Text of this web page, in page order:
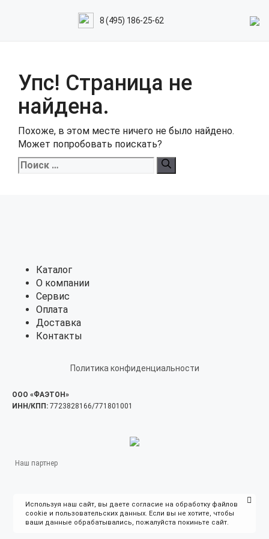
8 (495) 186-25-62
Упс! Страница не
найдена.
Похоже, в этом месте ничего не было найдено.
Может попробовать поискать?
Поиск:
Каталог
О компании
Сервис
Оплата
Доставка
Контакты
Политика конфиденциальности
ООО «ФАЭТОН»
ИНН/КПП: 7723828166/771801001
Наш партнер
Используя наш сайт, вы даете согласие на обработку файлов
cookie и пользовательских данных. Если вы не хотите, чтобы
ваши данные обрабатывались, пожалуйста покиньте сайт.